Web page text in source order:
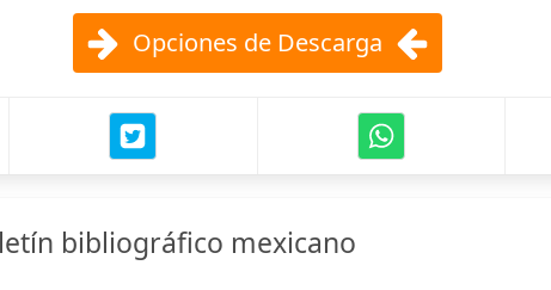
Opciones de Descarga
bibliográfico mexicano